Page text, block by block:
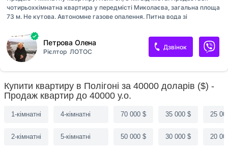
чотирьохкімнатна квартира у передмісті Миколаєва, загальна площа
73 м. Не кутова. Автономне газове опалення. Питна вода зі
частково зроблено ремонт, вікна металопластикові, балконні блоки у
кухні та одній спальні залишились дерев’яні. Санвузол роздільний,
труби пластикові. Капітальний ремонт даху. Великий двір, є місце для
паркування машини. Поряд дитячий садок, школа, магазини,
супермаркет, Нова пошта. Дзвоніть, приходьте на перегляд і до
Петрова Олена
Рієлтор ЛОТОС
Дзвінок
Купити квартиру в Полігоні за 40000 доларів ($) -
Продаж квартир до 40000 у.о.
1-кімнатні
2-кімнатні
4-кімнатні
5-кімнатні
70 000 $
50 000 $
35 000 $
30 000 $
25
20